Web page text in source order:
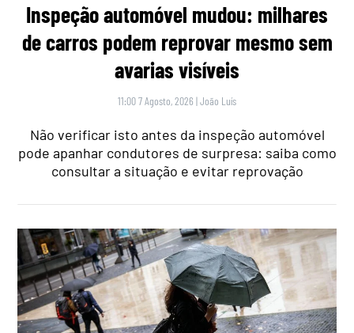
Inspeção automóvel mudou: milhares
de carros podem reprovar mesmo sem
avarias visíveis
11:00 7 Agosto, 2026 |João Luís
Não verificar isto antes da inspeção automóvel
pode apanhar condutores de surpresa: saiba como
consultar a situação e evitar reprovação